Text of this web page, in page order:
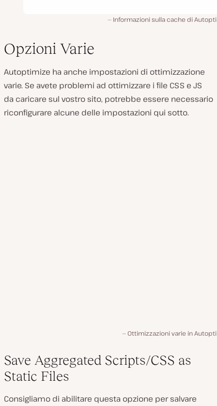
Informazioni sulla cache di
Opzioni Varie
Autoptimize ha anche impostazioni di ottimizzazione
varie. Se avete problemi ad ottimizzare i file CSS e JS
da caricare sul vostro sito, potrebbe essere necessario
riconfigurare alcune delle impostazioni qui sotto.
Ottimizzazioni varie in
Save Aggregated Scripts/CSS as
Static Files
Consigliamo di abilitare questa opzione per salvare